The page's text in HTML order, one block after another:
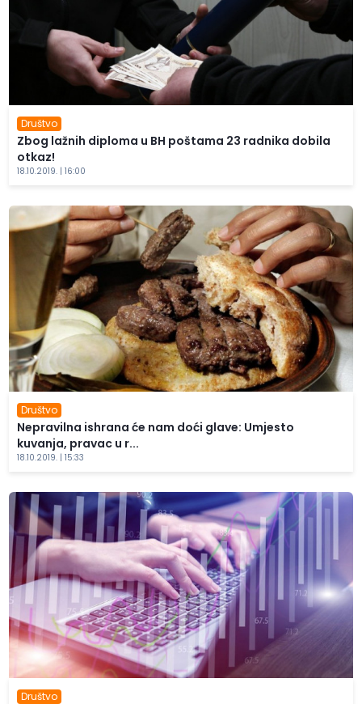
Društvo
Zbog lažnih diploma u BH poštama 23 radnika dobila
otkaz!
18.10.2019. | 16:00
Društvo
Nepravilna ishrana će nam doći glave: Umjesto
kuvanja, pravac u r...
18.10.2019. | 15:33
Društvo